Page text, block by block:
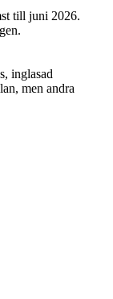
till juni 2026.
inglasad
men andra